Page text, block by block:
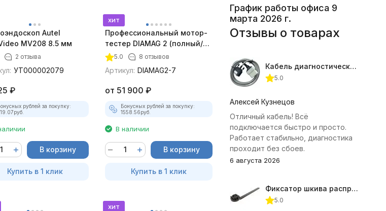
Autel
MV208 8.5 мм
2 отзыва
УТ000002079
₽
рублей за покупку:
руб.
В корзину
Купить в 1 клик
хит
Профессиональный мотор-
тестер DIAMAG 2 (полный/
максимальный комплект)
5.0 8 отзывов
Артикул: DIAMAG2-7
от 51 900 ₽
Бонусных рублей за покупку:
1558.56руб.
В наличии
В корзину
Купить в 1 клик
хит
График работы офиса 9
марта 2026 г.
Отзывы о товарах
Кабель диагностический ГАЗ 24 для АВТОАС
5.0
Алексей Кузнецов
Отличный кабель! Всё
подключается быстро и просто.
Работает стабильно, диагностика
проходит без сбоев.
6 августа 2026
Фиксатор шкива распредвала (Subaru) JTC-4409
5.0